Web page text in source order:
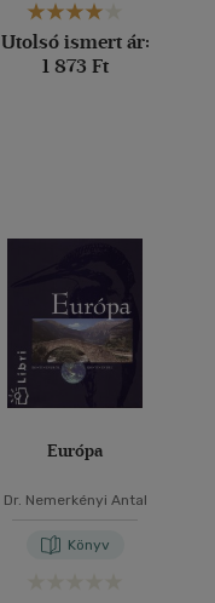
Utolsó ismert ár:
1 873 Ft
Európa
Dr. Nemerkényi Antal
Könyv